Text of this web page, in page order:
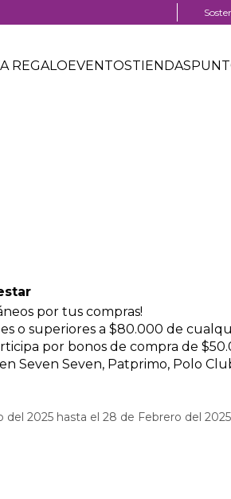
REGALOEVENTOSTIENDAS
por tus compras!
o superiores a $80.000 de
por bonos de compra de
Seven Seven, Patprimo, Polo
del 2025 hasta el 28 de Febrero del 2025